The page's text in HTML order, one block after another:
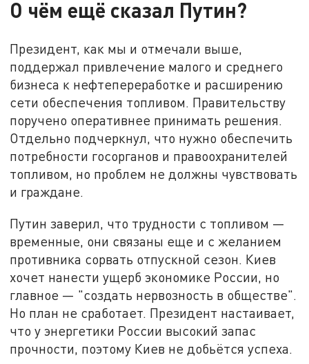
О чём ещё сказал Путин?
Президент, как мы и отмечали выше,
поддержал привлечение малого и среднего
бизнеса к нефтепереработке и расширению
сети обеспечения топливом. Правительству
поручено оперативнее принимать решения.
Отдельно подчеркнул, что нужно обеспечить
потребности госорганов и правоохранителей
топливом, но проблем не должны чувствовать
и граждане.
Путин заверил, что трудности с топливом —
временные, они связаны еще и с желанием
противника сорвать отпускной сезон. Киев
хочет нанести ущерб экономике России, но
главное — "создать нервозность в обществе".
Но план не сработает. Президент настаивает,
что у энергетики России высокий запас
прочности, поэтому Киев не добьётся успеха.